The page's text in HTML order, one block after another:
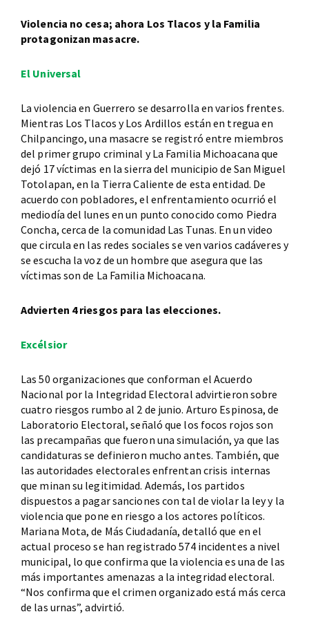
Violencia no cesa; ahora Los Tlacos y la Familia
protagonizan masacre.
El Universal
La violencia en Guerrero se desarrolla en varios frentes.
Mientras Los Tlacos y Los Ardillos están en tregua en
Chilpancingo, una masacre se registró entre miembros
del primer grupo criminal y La Familia Michoacana que
dejó 17 víctimas en la sierra del municipio de San Miguel
Totolapan, en la Tierra Caliente de esta entidad. De
acuerdo con pobladores, el enfrentamiento ocurrió el
mediodía del lunes en un punto conocido como Piedra
Concha, cerca de la comunidad Las Tunas. En un video
que circula en las redes sociales se ven varios cadáveres y
se escucha la voz de un hombre que asegura que las
víctimas son de La Familia Michoacana.
Advierten 4 riesgos para las elecciones.
Excélsior
Las 50 organizaciones que conforman el Acuerdo
Nacional por la Integridad Electoral advirtieron sobre
cuatro riesgos rumbo al 2 de junio. Arturo Espinosa, de
Laboratorio Electoral, señaló que los focos rojos son
las precampañas que fueron una simulación, ya que las
candidaturas se definieron mucho antes. También, que
las autoridades electorales enfrentan crisis internas
que minan su legitimidad. Además, los partidos
dispuestos a pagar sanciones con tal de violar la ley y la
violencia que pone en riesgo a los actores políticos.
Mariana Mota, de Más Ciudadanía, detalló que en el
actual proceso se han registrado 574 incidentes a nivel
municipal, lo que confirma que la violencia es una de las
más importantes amenazas a la integridad electoral.
“Nos confirma que el crimen organizado está más cerca
de las urnas”, advirtió.